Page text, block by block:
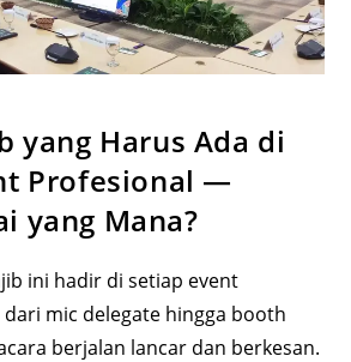
yang Harus Ada di
Profesional —
yang Mana?
ini hadir di setiap event
mic delegate hingga booth
berjalan lancar dan berkesan.